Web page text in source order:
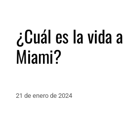
¿Cuál es la vida
Miami?
21 de enero de 2024